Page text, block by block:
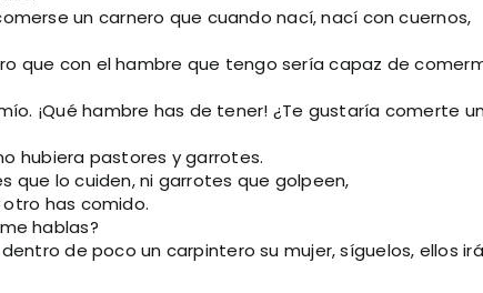
un carnero que cuando nací, nací con cuernos,
que con el hambre que tengo sería capaz de
¡Qué hambre has de tener! ¿Te gustaría comerte
hubiera pastores y garrotes.
que lo cuiden, ni garrotes que golpeen,
has comido.
hablas?
de poco un carpintero su mujer, síguelos, ellos